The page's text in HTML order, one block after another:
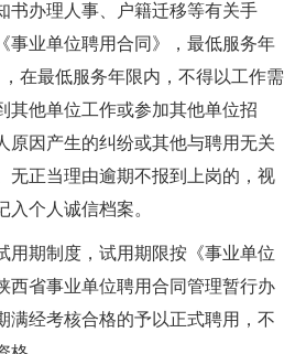
书办理人事、户籍迁移等有关手
事业单位聘用合同》，最低服务年
在最低服务年限内，不得以工作需
其他单位工作或参加其他单位招
原因产生的纠纷或其他与聘用无关
无正当理由逾期不报到上岗的，视
入个人诚信档案。
用期制度，试用期限按《事业单位
西省事业单位聘用合同管理暂行办
满经考核合格的予以正式聘用，不